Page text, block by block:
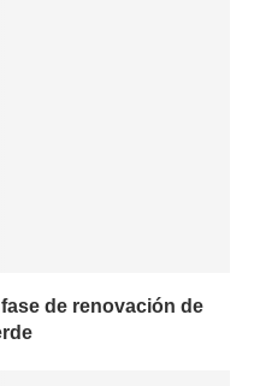
de renovación de